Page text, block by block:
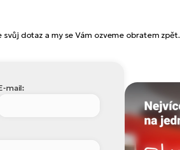
dotaz a my se Vám ozveme obratem zpět.
mail: